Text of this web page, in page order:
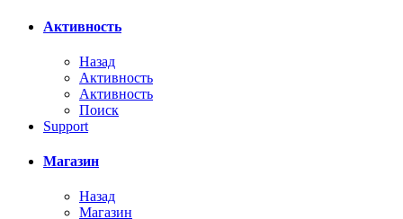
Активность
Назад
Активность
Активность
Поиск
Support
Магазин
Назад
Магазин